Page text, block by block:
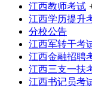
江西教师考试
江西学历提升
分校公告
江西军转干考
江西金融招聘
江西三支一扶
江西书记员考